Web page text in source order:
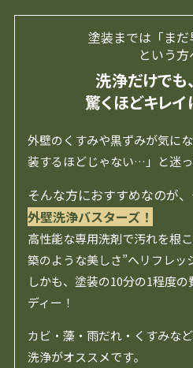
塗装までは「まだ
という方
洗浄だけでも
驚くほどキレイ
外壁のくすみや黒ずみが気に
装するほどじゃない…」と迷っ
そんな方におすすめなのが
外壁洗浄バスターズ！
高性能な専用洗剤で汚れを根
築のような美しさ”へリフレッ
しかも、塗装の10分の1程度
ディー！
カビ・藻・雨だれ・くすみな
洗浄がオススメです。